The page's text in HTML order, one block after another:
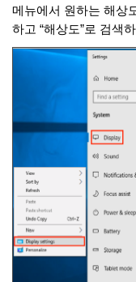
메뉴에서 원하는 해상
하고 “해상도”로 검색